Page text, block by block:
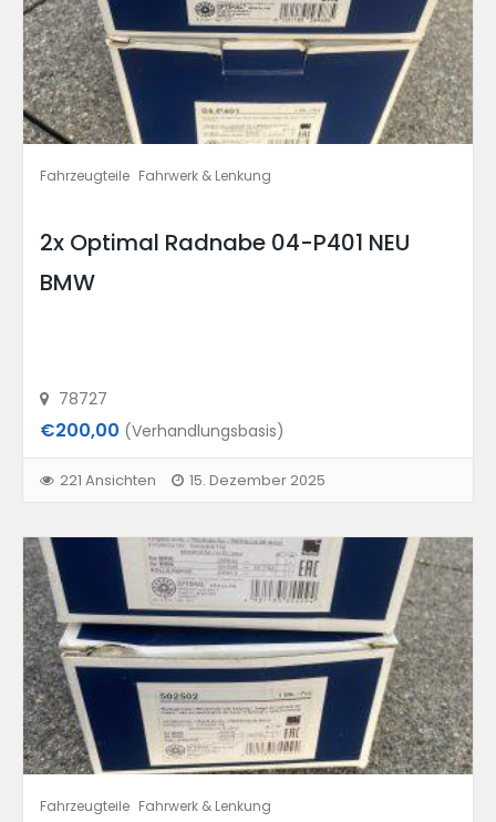
Fahrzeugteile Fahrwerk & Lenkung
2x Optimal Radnabe 04-P401 NEU
BMW
78727
€200,00 (Verhandlungsbasis)
221 Ansichten 15. Dezember 2025
Fahrzeugteile Fahrwerk & Lenkung